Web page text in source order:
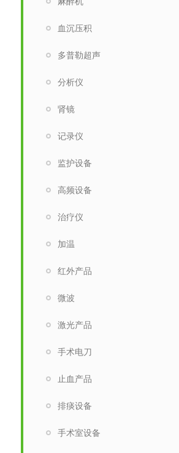
血沉压积
多普勒超声
分析仪
肾镜
记录仪
监护设备
高频设备
治疗仪
加温
红外产品
微波
激光产品
手术电刀
止血产品
排痰设备
手术室设备